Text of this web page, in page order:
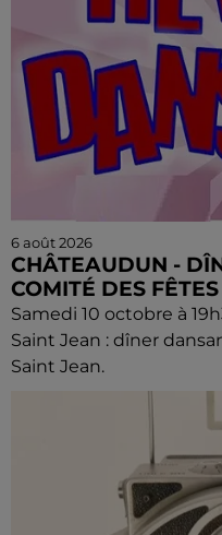
6 août 2026
CHÂTEAUDUN -
COMITÉ DES
Samedi 10 octobre à
Saint Jean : dîner
Saint Jean.